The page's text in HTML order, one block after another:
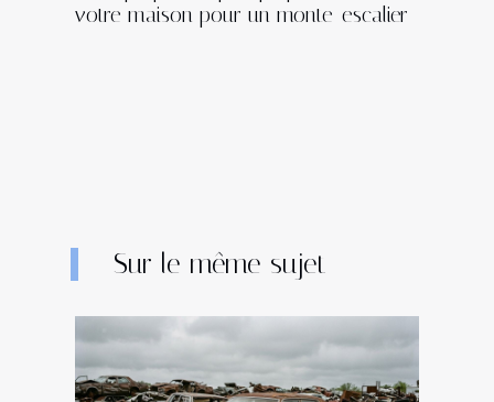
votre maison pour un monte-escalier
Sur le même sujet